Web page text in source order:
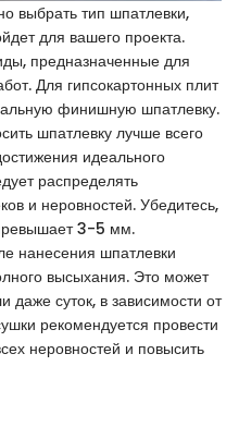
выбрать тип шпатлевки,
для вашего проекта.
предназначенные для
Для гипсокартонных плит
финишную шпатлевку.
шпатлевку лучше всего
идеального
распределять
и неровностей. Убедитесь,
3-5 мм.
нанесения шпатлевки
высыхания. Это может
даже суток, в зависимости от
рекомендуется провести
неровностей и повысить